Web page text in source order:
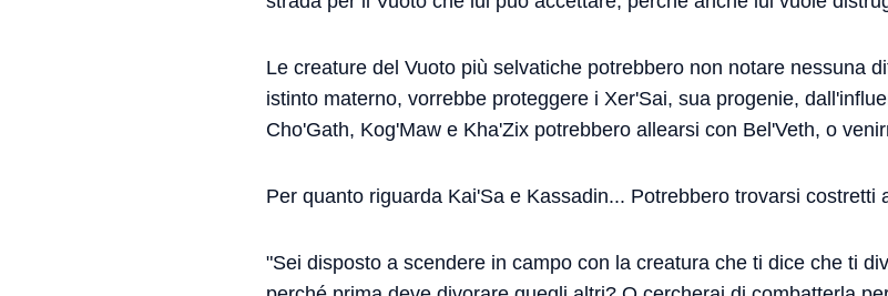
Le creature del Vuoto più selvatiche potrebbero non notare nessuna
istinto materno, vorrebbe proteggere i Xer'Sai, sua progenie,
Cho'Gath, Kog'Maw e Kha'Zix potrebbero allearsi con Bel'Veth, o
Per quanto riguarda Kai'Sa e Kassadin... Potrebbero trovarsi costretti
"Sei disposto a scendere in campo con la creatura che ti dice che ti